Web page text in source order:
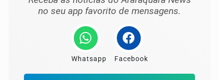
no seu app favorito de mensagens.
Whatsapp Facebook